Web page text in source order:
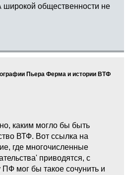
широкой общественности не
Пьера Ферма и истории ВТФ
каким могло бы быть
ВТФ. Вот ссылка на
где многочисленные
приводятся, с
мог бы такое сочунить и